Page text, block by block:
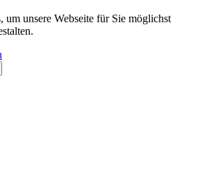
unsere Webseite für Sie möglichst